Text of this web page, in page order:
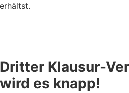
erhältst.
Dritter Klausur-
wird es knapp!